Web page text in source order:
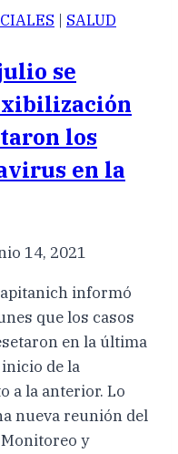
| SALUD
se
los
en la
14, 2021
informó
que los casos
en la última
inicio de la
a la anterior. Lo
nueva reunión del
y